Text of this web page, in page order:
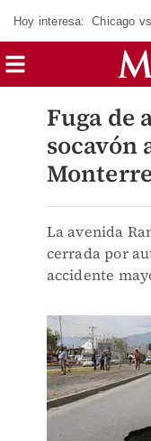
Hoy interesa: Chicago
Fuga de
socavón
La avenida
cerrada por
accidente